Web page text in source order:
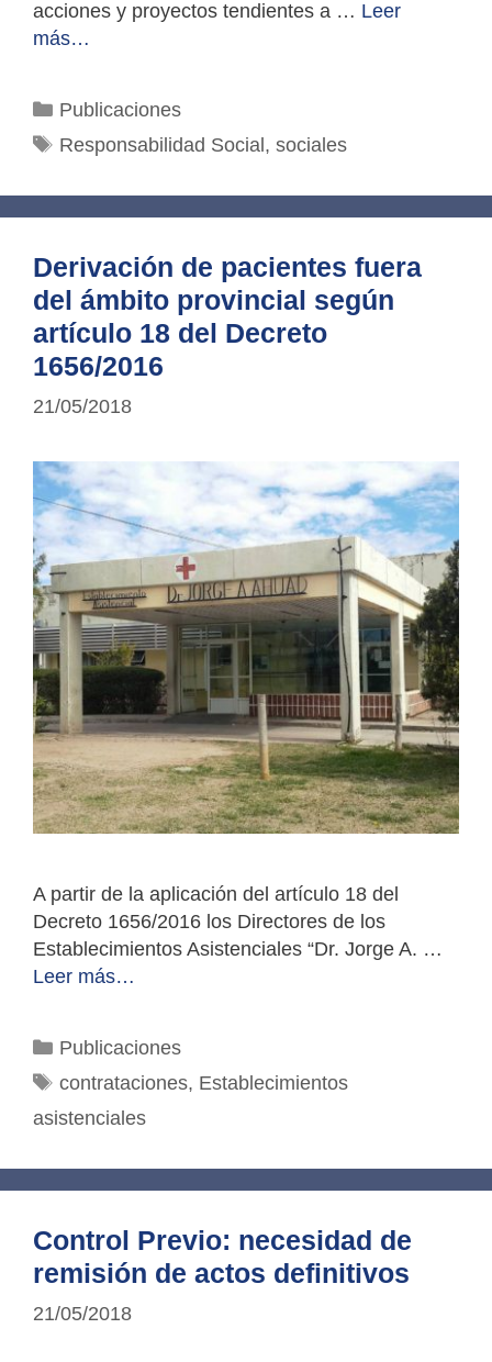
acciones y proyectos tendientes a … Leer
más…
Categorías
Publicaciones
Etiquetas
Responsabilidad Social, sociales
Derivación de pacientes fuera
del ámbito provincial según
artículo 18 del Decreto
1656/2016
21/05/2018
A partir de la aplicación del artículo 18 del
Decreto 1656/2016 los Directores de los
Establecimientos Asistenciales “Dr. Jorge A. …
Leer más…
Categorías
Publicaciones
Etiquetas
contrataciones, Establecimientos
asistenciales
Control Previo: necesidad de
remisión de actos definitivos
21/05/2018